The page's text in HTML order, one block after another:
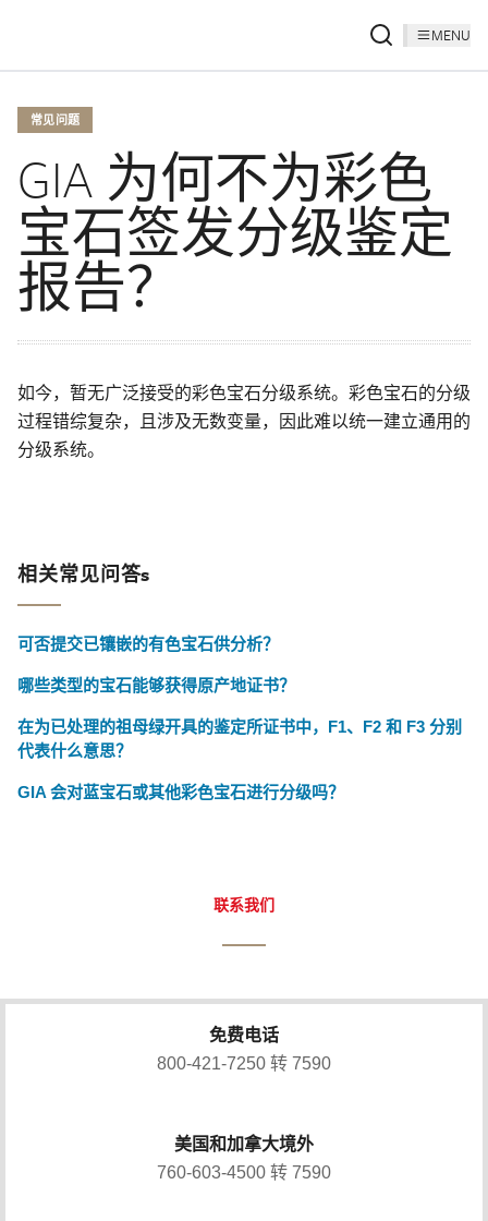
MENU
常见问题
GIA 为何不为彩色
宝石签发分级鉴定
报告？
如今，暂无广泛接受的彩色宝石分级系统。彩色宝石的分级
过程错综复杂，且涉及无数变量，因此难以统一建立通用的
分级系统。
相关常见问答s
可否提交已镶嵌的有色宝石供分析？
哪些类型的宝石能够获得原产地证书？
在为已处理的祖母绿开具的鉴定所证书中，F1、F2 和 F3 分别
代表什么意思？
GIA 会对蓝宝石或其他彩色宝石进行分级吗？
联系我们
免费电话
800-421-7250 转 7590
美国和加拿大境外
760-603-4500 转 7590